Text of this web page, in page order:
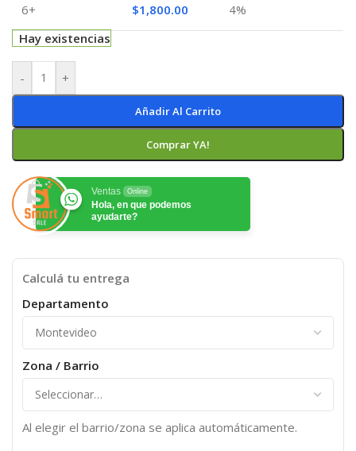
6+ $1,800.00
4%
Hay existencias
- +
Añadir Al Carrito
Comprar YA!
Ventas Online
Hola, en que podemos
ayudarte?
Calculá tu entrega
Departamento
Zona / Barrio
Al elegir el barrio/zona se aplica automáticamente.